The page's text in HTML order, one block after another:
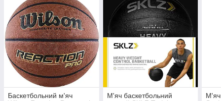
Баскетбольний м'яч
М'яч баскетбольний
М'яч